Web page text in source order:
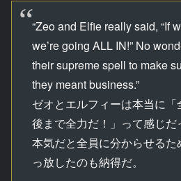
“Zeo and Elfie really said, “If
we’re going ALL IN!” No
their supreme spell to make
they meant business.”
ゼオとエルフィーは本当に
後まで全力だ！」って感じだ
本気だと全員に分からせる
っ放したのも納得だ。